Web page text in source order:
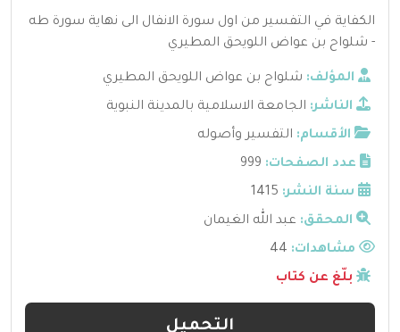
الكفاية في التفسير من اول سورة الانفال الى نهاية سورة طه
- شلواح بن عواض اللويحق المطيري
المؤلف: شلواح بن عواض اللويحق المطيري
الناشر: الجامعة الاسلامية بالمدينة النبوية
الأقسام: التفسير وأصوله
عدد الصفحات: 999
سنة النشر: 1415
المحقق: عبد الله الغيمان
مشاهدات:
بلّغ عن كتاب
التحميل